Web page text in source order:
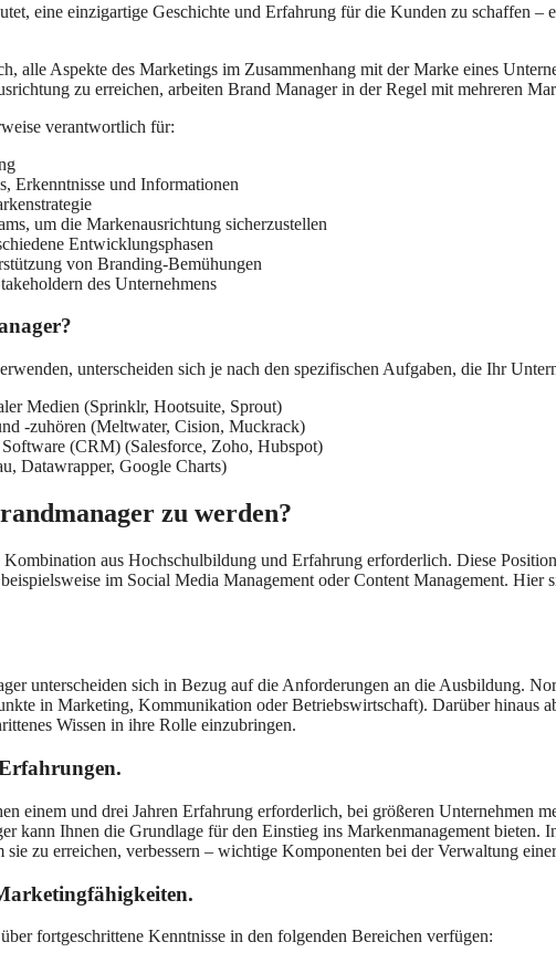
eine einzigartige Geschichte und Erfahrung für die Kunden zu schaffen
alle Aspekte des Marketings im Zusammenhang mit der Marke eines
zu erreichen, arbeiten Brand Manager in der Regel mit mehreren
verantwortlich für:
Erkenntnisse und Informationen
um die Markenausrichtung sicherzustellen
Entwicklungsphasen
von Branding-Bemühungen
des Unternehmens
unterscheiden sich je nach den spezifischen Aufgaben, die Ihr
Medien (Sprinklr, Hootsuite, Sprout)
-zuhören (Meltwater, Cision, Muckrack)
(CRM) (Salesforce, Zoho, Hubspot)
Datawrapper, Google Charts)
zu werden?
aus Hochschulbildung und Erfahrung erforderlich. Diese
im Social Media Management oder Content Management.
unterscheiden sich in Bezug auf die Anforderungen an die Ausbildung.
in Marketing, Kommunikation oder Betriebswirtschaft). Darüber
Wissen in ihre Rolle einzubringen.
einem und drei Jahren Erfahrung erforderlich, bei größeren Unternehmen
kann Ihnen die Grundlage für den Einstieg ins Markenmanagement
zu erreichen, verbessern – wichtige Komponenten bei der Verwaltung
fortgeschrittene Kenntnisse in den folgenden Bereichen verfügen: